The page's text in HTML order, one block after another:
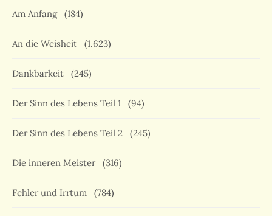
Am Anfang (184)
An die Weisheit (1.623)
Dankbarkeit (245)
Der Sinn des Lebens Teil 1 (94)
Der Sinn des Lebens Teil 2 (245)
Die inneren Meister (316)
Fehler und Irrtum (784)